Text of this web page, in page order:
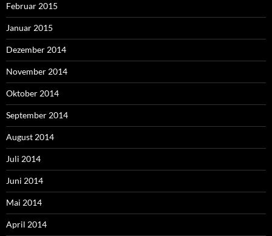
Februar 2015
Januar 2015
Dezember 2014
November 2014
Oktober 2014
September 2014
August 2014
Juli 2014
Juni 2014
Mai 2014
April 2014